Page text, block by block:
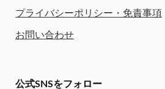
プライバシーポリシー・免責事項
お問い合わせ
公式SNSをフォロー